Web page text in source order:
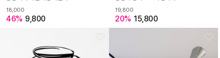
18,000
46% 9,800
19,800
20% 15,800